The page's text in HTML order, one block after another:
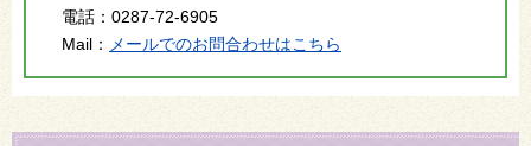
電話： 0287-72-6905
Mail：
メールでのお問合わせはこちら